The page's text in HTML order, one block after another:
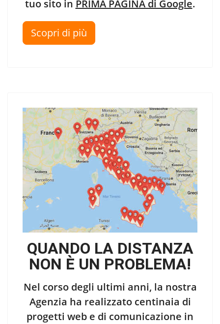
tuo sito in PRIMA PAGINA di Google.
Scopri di più
QUANDO LA DISTANZA
NON È UN PROBLEMA!
Nel corso degli ultimi anni, la nostra
Agenzia ha realizzato centinaia di
progetti web e di comunicazione in